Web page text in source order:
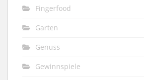
Fingerfood
Garten
Genuss
Gewinnspiele